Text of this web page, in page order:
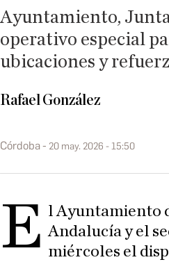
Ayuntamiento,
operativo especial
ubicaciones y
Rafael González
Córdoba 20 may. 2026 - 15:50
E l Ayuntamiento
Andalucía y el
miércoles el